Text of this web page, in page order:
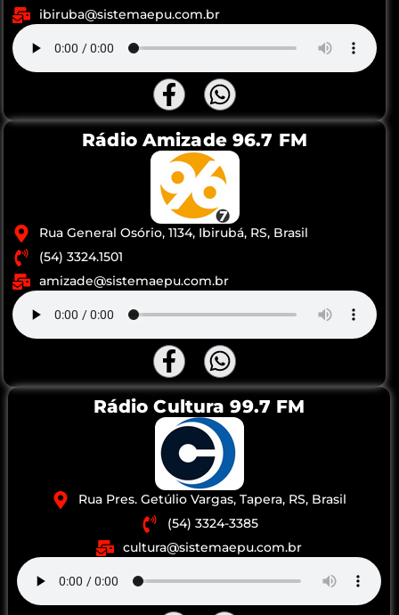
ibiruba@sistemaepu.com.br
Rádio Amizade 96.7 FM
Rua General Osório, 1134, Ibirubá, RS, Brasil
(54) 3324.1501
amizade@sistemaepu.com.br
Rádio Cultura 99.7 FM
Rua Pres. Getúlio Vargas, Tapera, RS, Brasil
(54) 3324-3385
cultura@sistemaepu.com.br